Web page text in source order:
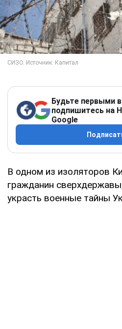
Будьте первыми
подпишитесь на
Google
В одном из изоляторов
гражданин
украсть военные тайны